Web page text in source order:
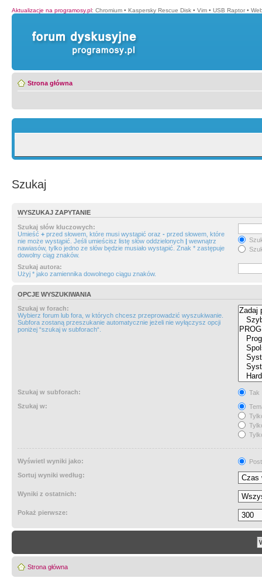
Aktualizacje na programosy.pl: Chromium • Kaspersky Rescue Disk • Vim • USB Raptor •
Strona główna
Szukaj
WYSZUKAJ ZAPYTANIE
Szukaj słów kluczowych:
Umieść + przed słowem, które musi wystąpić oraz - przed słowem, które
nie może wystąpić. Jeśli umieścisz listę słów oddzielonych | wewnątrz
nawiasów, tylko jedno ze słów będzie musiało wystąpić. Znak * zastępuje
dowolny ciąg znaków.
Szukaj autora:
Użyj * jako zamiennika dowolnego ciągu znaków.
OPCJE WYSZUKIWANIA
Szukaj w forach:
Wybierz forum lub fora, w których chcesz przeprowadzić wyszukiwanie.
Subfora zostaną przeszukanie automatycznie jeżeli nie wyłączysz opcji
poniżej “szukaj w subforach“.
Szukaj w subforach:
Tak
Szukaj w:
Wyświetl wyniki jako:
Sortuj wyniki według:
Wyniki z ostatnich:
Pokaż pierwsze:
Strona główna